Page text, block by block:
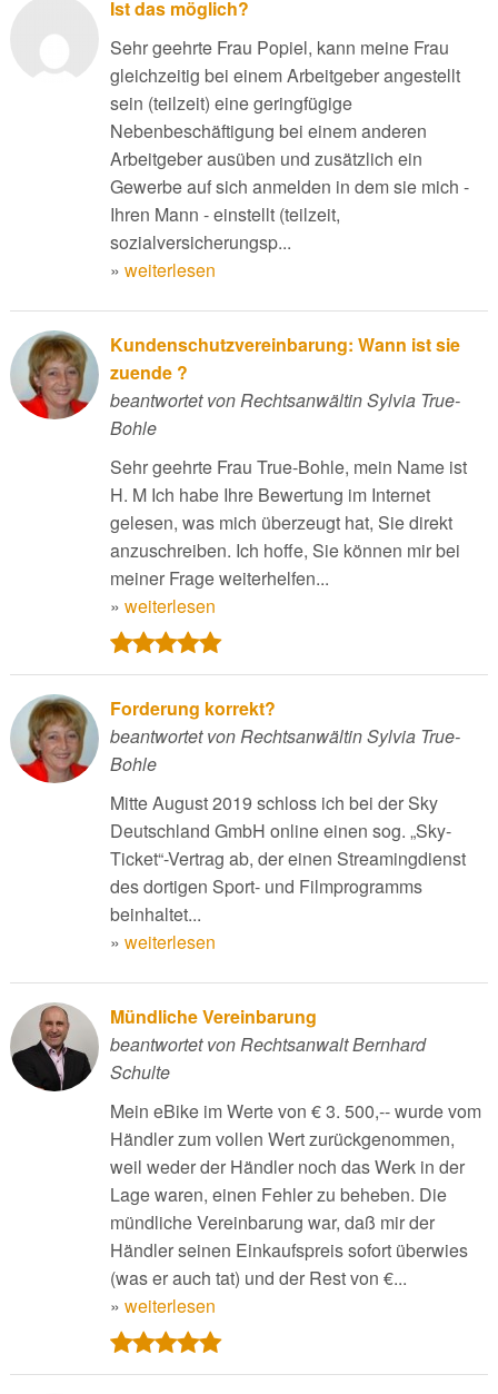
Ist das möglich?
Sehr geehrte Frau Popiel, kann meine Frau
gleichzeitig bei einem Arbeitgeber angestellt
sein (teilzeit) eine geringfügige
Nebenbeschäftigung bei einem anderen
Arbeitgeber ausüben und zusätzlich ein
Gewerbe auf sich anmelden in dem sie mich -
Ihren Mann - einstellt (teilzeit,
sozialversicherungsp...
» weiterlesen
Kundenschutzvereinbarung: Wann ist sie
zuende ?
beantwortet von Rechtsanwältin Sylvia True-
Bohle
Sehr geehrte Frau True-Bohle, mein Name ist
H. M Ich habe Ihre Bewertung im Internet
gelesen, was mich überzeugt hat, Sie direkt
anzuschreiben. Ich hoffe, Sie können mir bei
meiner Frage weiterhelfen...
» weiterlesen
Forderung korrekt?
beantwortet von Rechtsanwältin Sylvia True-
Bohle
Mitte August 2019 schloss ich bei der Sky
Deutschland GmbH online einen sog. „Sky-
Ticket“-Vertrag ab, der einen Streamingdienst
des dortigen Sport- und Filmprogramms
beinhaltet...
» weiterlesen
Mündliche Vereinbarung
beantwortet von Rechtsanwalt Bernhard
Schulte
Mein eBike im Werte von € 3. 500,-- wurde vom
Händler zum vollen Wert zurückgenommen,
weil weder der Händler noch das Werk in der
Lage waren, einen Fehler zu beheben. Die
mündliche Vereinbarung war, daß mir der
Händler seinen Einkaufspreis sofort überwies
(was er auch tat) und der Rest von €...
» weiterlesen